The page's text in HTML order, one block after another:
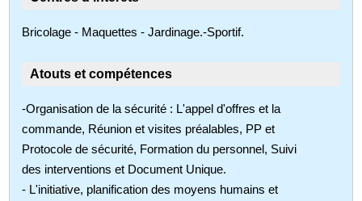
Bricolage - Maquettes - Jardinage.-Sportif.
Atouts et compétences
-Organisation de la sécurité : L'appel d'offres et la
commande, Réunion et visites préalables, PP et
Protocole de sécurité, Formation du personnel, Suivi
des interventions et Document Unique.
- L'initiative, planification des moyens humains et